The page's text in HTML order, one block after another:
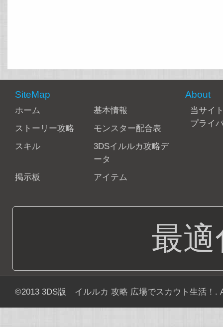
SiteMap
ホーム
基本情報
ストーリー攻略
モンスター配合表
スキル
3DSイルルカ攻略デ
ータ
掲示板
アイテム
About
当サイ
プライ
最
©2013 3DS版 イルルカ 攻略 広場でスカウト生活！ .